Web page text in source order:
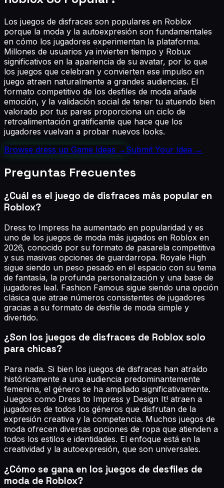
Los juegos de disfraces son populares en Roblox
porque la moda y la autoexpresión son fundamentales
en cómo los jugadores experimentan la plataforma.
Millones de usuarios ya invierten tiempo y Robux
significativos en la apariencia de su avatar, por lo que
los juegos que celebran y convierten ese impulso en
juego atraen naturalmente a grandes audiencias. El
formato competitivo de los desfiles de moda añade
emoción, y la validación social de tener tu atuendo bien
valorado por tus pares proporciona un ciclo de
retroalimentación gratificante que hace que los
jugadores vuelvan a probar nuevos looks.
Browse dress up Game Ideas → Submit Your Idea →
Preguntas Frecuentes
¿Cuál es el juego de disfraces más popular en
Roblox?
Dress to Impress ha aumentado en popularidad y es
uno de los juegos de moda más jugados en Roblox en
2026, conocido por su formato de pasarela competitiva
y sus masivas opciones de guardarropa. Royale High
sigue siendo un peso pesado en el espacio con su tema
de fantasía, la profunda personalización y una base de
jugadores leal. Fashion Famous sigue siendo una opción
clásica que atrae números consistentes de jugadores
gracias a su formato de desfile de moda simple y
divertido.
¿Son los juegos de disfraces de Roblox solo
para chicas?
Para nada. Si bien los juegos de disfraces han atraído
históricamente a una audiencia predominantemente
femenina, el género se ha ampliado significativamente.
Juegos como Dress to Impress y Design It! atraen a
jugadores de todos los géneros que disfrutan de la
expresión creativa y la competencia. Muchos juegos de
moda ofrecen diversas opciones de ropa que atienden a
todos los estilos e identidades. El enfoque está en la
creatividad y la autoexpresión, que son universales.
¿Cómo se gana en los juegos de desfiles de
moda de Roblox?